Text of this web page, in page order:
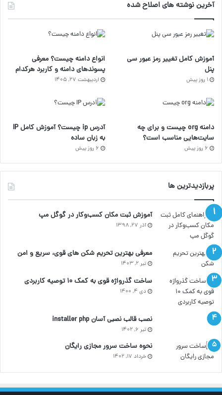
ب
س
د
ی
گ
ا
م
آخرین نوشته های اصلاح شده
آموزش کامل تغییر رمز عبور سی
پنل
1 روز پیش
انواع دامنه چیست؟ معرفی
پسوندهای دامنه و کاربرد هرکدام
اردیبهشت ۲۷, ۱۴۰۵
دامنه org چیست و برای چه
سایت‌هایی مناسب است؟
6 روز پیش
آدرس ip چیست؟ آموزش کامل IP
به زبان ساده
6 روز پیش
پربازدیدترین ها
آموزش ثبت مکان کسب‌وکار در گوگل مپ
آذر ۲۷, ۱۳۹۸
معرفی بهترین تحریم شکن های قوی، سریع و امن
تیر ۲, ۱۴۰۳
ساخت گذرواژه قوی به کمک ۱۰ توصیه کاربردی
دی ۴, ۱۴۰۰
نصب قالب نصبی آسان installer php
تیر ۶, ۱۴۰۲
نحوه ساخت سرور مجازی رایگان
خرداد ۱۷, ۱۴۰۲